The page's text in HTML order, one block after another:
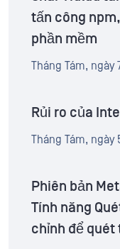
tấn công
phần mềm
Tháng Tám, ngày
Rủi ro của
Tháng Tám, ngày
Phiên bản
Tính năng
chỉnh để